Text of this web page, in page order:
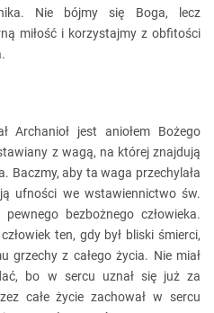
Nie bójmy się Boga, lecz
miłość i korzystajmy z obfitości
Archanioł jest aniołem Bożego
z wagą, na której znajdują
Baczmy, aby ta waga przechylała
ufności we wstawiennictwo św.
bezbożnego człowieka.
ten, gdy był bliski śmierci,
grzechy z całego życia. Nie miał
bo w sercu uznał się już za
całe życie zachował w sercu